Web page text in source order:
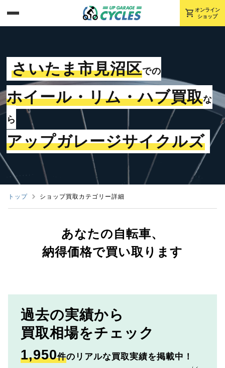
shopping_cart オンライン
ショップ
さいたま市見沼区での
ホイール・リム・ハブ買取な
ら
アップガレージサイクルズ
トップ ショップ買取カテゴリー詳細
あなたの自転車、
納得価格で買い取ります
過去の実績から
買取相場をチェック
1,950件のリアルな買取実績を掲載中！